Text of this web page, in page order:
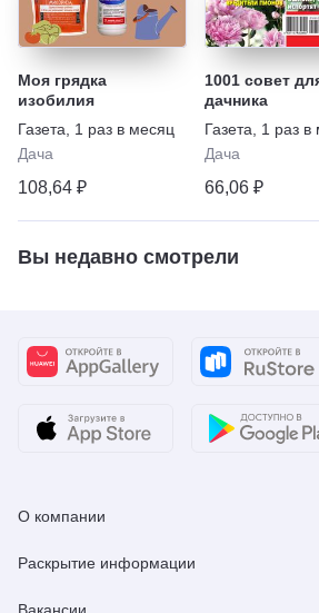
Моя грядка
изобилия
Газета
1 раз в месяц
Дача
108,64 ₽
1001 совет
дачника
Газета
1 раз в
Дача
66,06 ₽
Вы недавно смотрели
О компании
Раскрытие информации
Вакансии